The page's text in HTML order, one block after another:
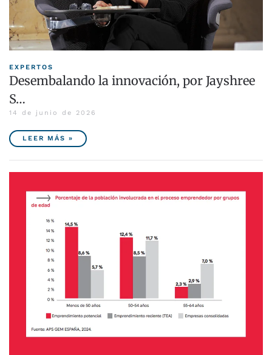
EXPERTOS
Desembalando la innovación, por Jayshree
S…
14 de junio de 2026
LEER MÁS »